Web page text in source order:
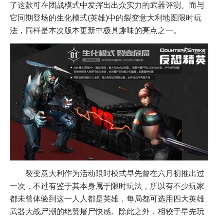
了这款可在团战模式中发挥出出众实力的武器评测。而与
它同期登场的生化模式(英雄)中的裂变意大利地图限时玩
法，同样是本次版本更新中极具趣味的亮点之一。
裂变意大利作为活动限时模式早先曾在六月初推出过
一次，不过有鉴于其本身属于限时玩法，所以有不少玩家
都未曾体验到这一人人都是英雄，每局都可选用四大英雄
武器大战尸潮的绝赞屠尸快感。除此之外，相较于早先玩